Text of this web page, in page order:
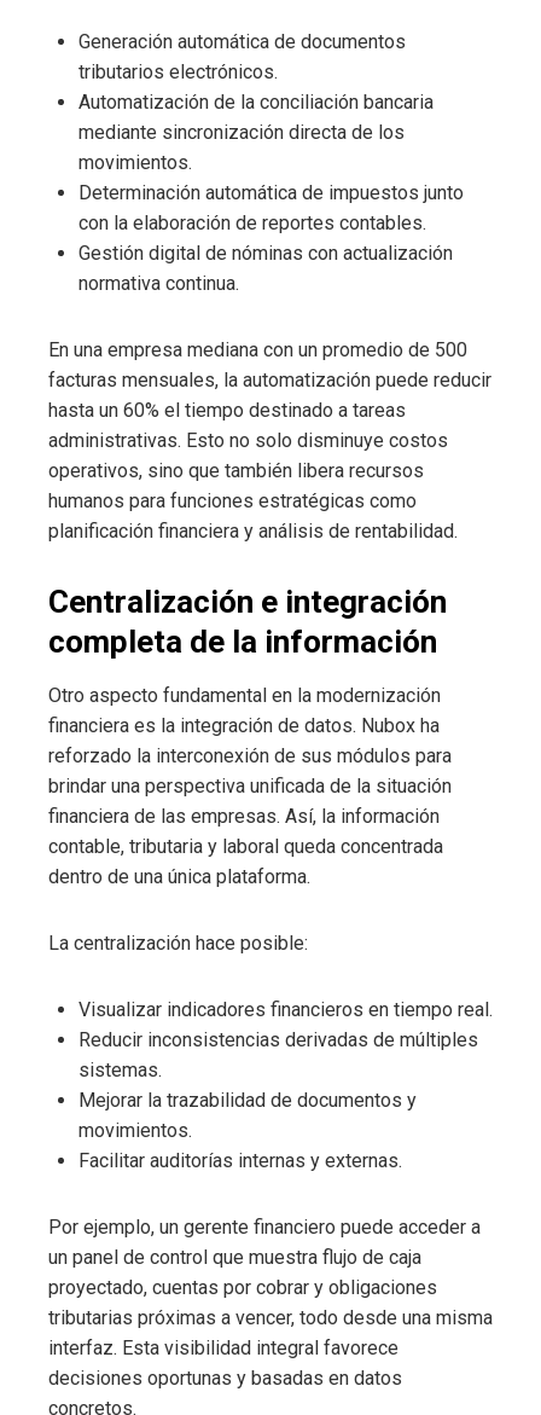
Generación automática de documentos
tributarios electrónicos.
Automatización de la conciliación bancaria
mediante sincronización directa de los
movimientos.
Determinación automática de impuestos junto
con la elaboración de reportes contables.
Gestión digital de nóminas con actualización
normativa continua.
En una empresa mediana con un promedio de 500
facturas mensuales, la automatización puede reducir
hasta un 60% el tiempo destinado a tareas
administrativas. Esto no solo disminuye costos
operativos, sino que también libera recursos
humanos para funciones estratégicas como
planificación financiera y análisis de rentabilidad.
Centralización e integración
completa de la información
Otro aspecto fundamental en la modernización
financiera es la integración de datos. Nubox ha
reforzado la interconexión de sus módulos para
brindar una perspectiva unificada de la situación
financiera de las empresas. Así, la información
contable, tributaria y laboral queda concentrada
dentro de una única plataforma.
La centralización hace posible:
Visualizar indicadores financieros en tiempo real.
Reducir inconsistencias derivadas de múltiples
sistemas.
Mejorar la trazabilidad de documentos y
movimientos.
Facilitar auditorías internas y externas.
Por ejemplo, un gerente financiero puede acceder a
un panel de control que muestra flujo de caja
proyectado, cuentas por cobrar y obligaciones
tributarias próximas a vencer, todo desde una misma
interfaz. Esta visibilidad integral favorece
decisiones oportunas y basadas en datos
concretos.